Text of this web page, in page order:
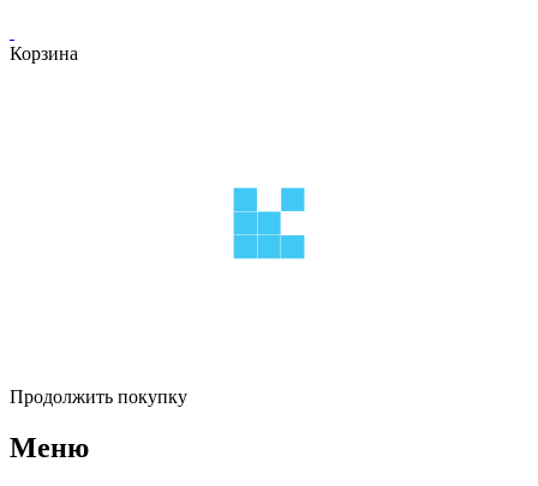
Корзина
Продолжить покупку
Меню